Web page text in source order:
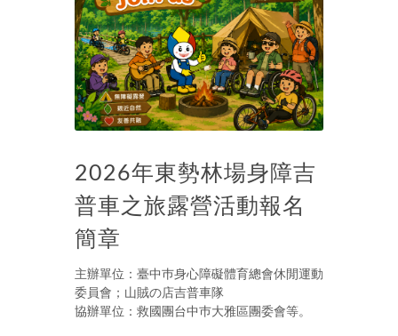
2026年東勢林場身障吉
普車之旅露營活動報名
簡章
主辦單位：臺中巿身心障礙體育總會休閒運動
委員會；山賊の店吉普車隊
協辦單位：救國團台中巿大雅區團委會等。